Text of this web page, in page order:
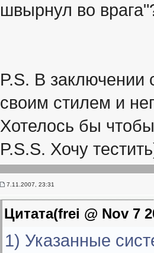
швырнул во
P.S. В заключении
своим стилем и
Хотелось бы
P.S.S. Хочу
7.11.2007, 23:31
Цитата(frei @ Nov 7
1) Указанные